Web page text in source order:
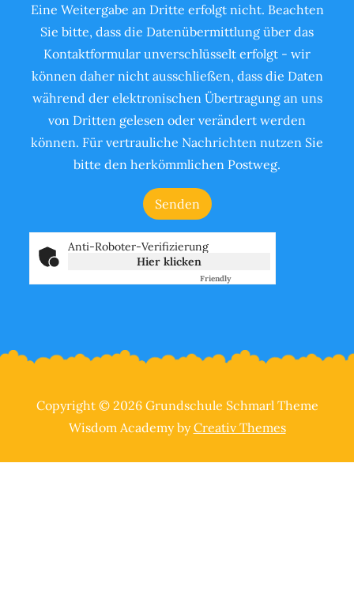
Eine Weitergabe an Dritte erfolgt nicht. Beachten
Sie bitte, dass die Datenübermittlung über das
Kontaktformular unverschlüsselt erfolgt - wir
können daher nicht ausschließen, dass die Daten
während der elektronischen Übertragung an uns
von Dritten gelesen oder verändert werden
können. Für vertrauliche Nachrichten nutzen Sie
bitte den herkömmlichen Postweg.
Anti-Roboter-Verifizierung
Hier klicken
Friendly
Copyright © 2026 Grundschule Schmarl Theme
Wisdom Academy byCreativ Themes